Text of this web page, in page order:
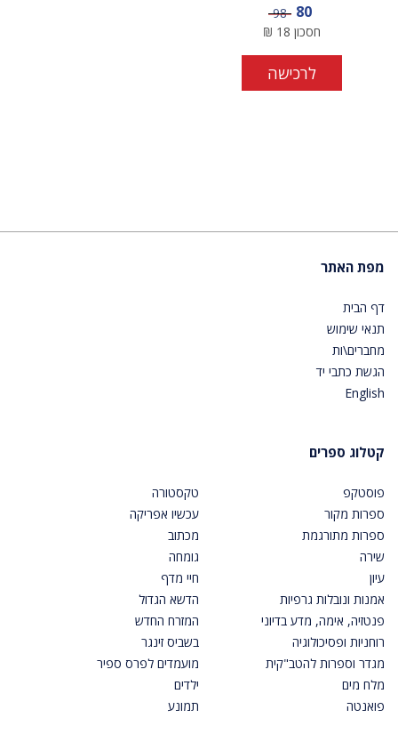
מחיר מבצע
80 מחיר
98
חסכון 18
₪
לרכישה
מפת האתר
דף הבית
תנאי שימוש
מחברים\ות
הגשת כתבי יד
English
קטלוג ספרים
פוסטקפ
ספרות מקור
ספרות מתורגמת
שירה
עיון
אמנות ונובלות גרפיות
פנטזיה, אימה, מדע בדיוני
רוחניות ופסיכולוגיה
מגדר וספרות להטב"קית
מלח מים
פואנטה
טקסטורה
עכשיו אפריקה
מכתוב
גומחה
חיי מדף
הדשא הגדול
המזרח החדש
בשביס זינגר
מועמדים לפרס ספיר
ילדים
תמונע